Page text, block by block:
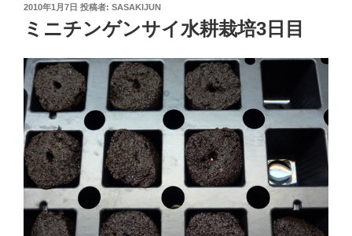
投
稿
日:
2010年1月7日 投稿者: SASAKIJUN
ミニチンゲンサイ水耕栽培3日目